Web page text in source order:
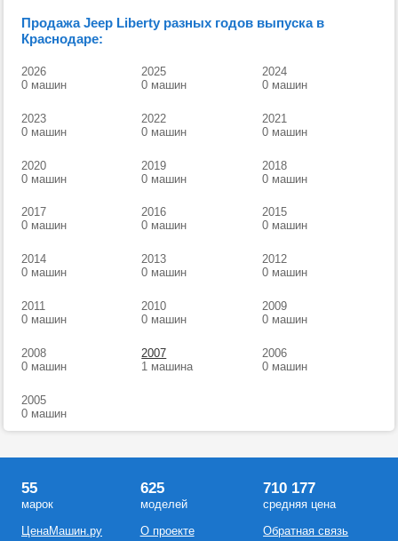
Продажа Jeep Liberty разных годов выпуска в
Краснодаре:
2026
0 машин
2025
0 машин
2024
0 машин
2023
0 машин
2022
0 машин
2021
0 машин
2020
0 машин
2019
0 машин
2018
0 машин
2017
0 машин
2016
0 машин
2015
0 машин
2014
0 машин
2013
0 машин
2012
0 машин
2011
0 машин
2010
0 машин
2009
0 машин
2008
0 машин
2007
1 машина
2006
0 машин
2005
0 машин
55
марок
ЦенаМашин.ру
625
моделей
О проекте
710 177
средняя цена
Обратная связь